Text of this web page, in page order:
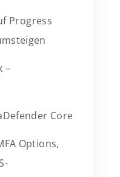
Progress
–
Core
Options,